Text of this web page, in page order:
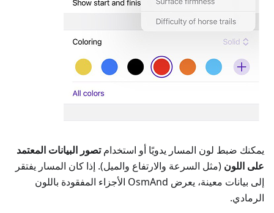
يمكنك ضبط لون المسار يدويًا أو استخدامتصور البيانات المعتمد
على اللون (مثل السرعة والارتفاع والميل). إذا كان المسار يفتقر
إلى بيانات معينة، يعرض OsmAnd الأجزاء المفقودة باللون
الرمادي.